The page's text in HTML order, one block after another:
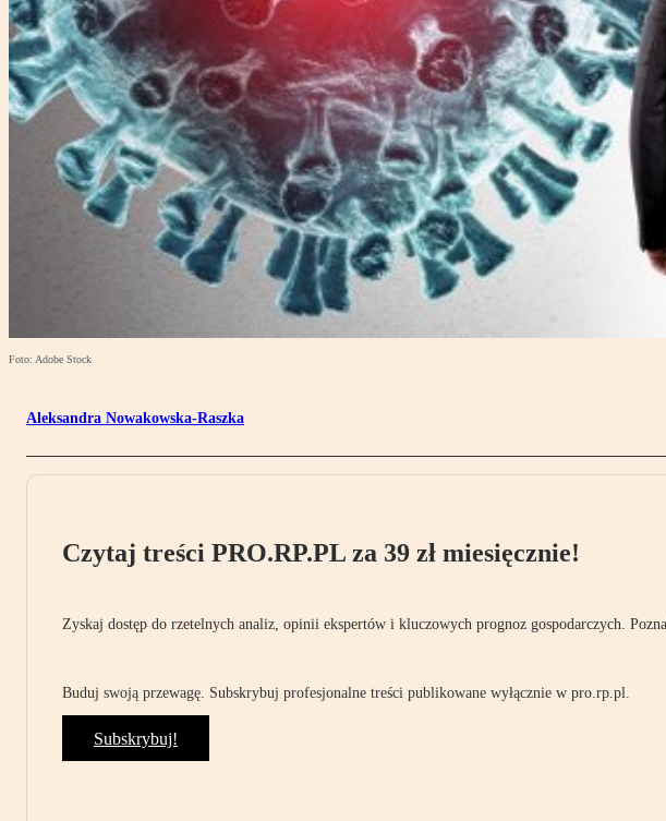
Foto: Adobe Stock
Aleksandra Nowakowska-Raszka
Czytaj treści PRO.RP.PL za 39 zł miesięcznie!
Zyskaj dostęp do rzetelnych analiz, opinii ekspertów i kluczowych prognoz gospodarczych.
Buduj swoją przewagę. Subskrybuj profesjonalne treści publikowane wyłącznie w pro.rp.pl.
Subskrybuj!